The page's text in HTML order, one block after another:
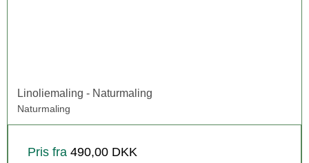
Linoliemaling - Naturmaling
Naturmaling
Pris fra 490,00 DKK